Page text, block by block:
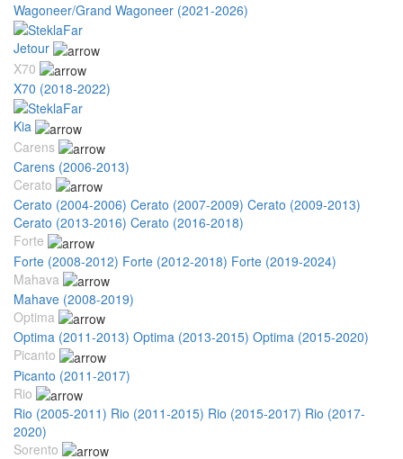
Wagoneer/Grand Wagoneer (2021-2026)
Jetour
X70
X70 (2018-2022)
Kia
Carens
Carens (2006-2013)
Cerato
Cerato (2004-2006) Cerato (2007-2009) Cerato (2009-2013)
Cerato (2013-2016) Cerato (2016-2018)
Forte
Forte (2008-2012) Forte (2012-2018) Forte (2019-2024)
Mahava
Mahave (2008-2019)
Optima
Optima (2011-2013) Optima (2013-2015) Optima (2015-2020)
Picanto
Picanto (2011-2017)
Rio
Rio (2005-2011) Rio (2011-2015) Rio (2015-2017) Rio (2017-
2020)
Sorento